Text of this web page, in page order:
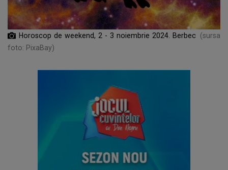
Horoscop de weekend, 2 - 3 noiembrie 2024. Berbec
(sursa
foto: PixaBay)